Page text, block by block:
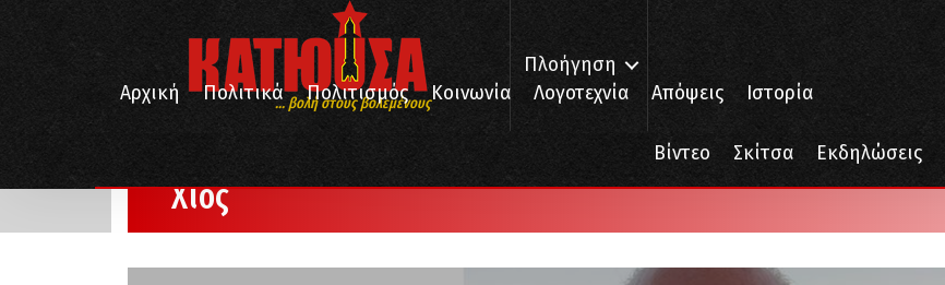
... βολή στους βολεμένους
Πλοήγηση
Αρχική
Πολιτικά Πολιτισμός Κοινωνία Λογοτεχνία Απόψεις Ιστορία
Βίντεο Σκίτσα Εκδηλώσεις
Χίος